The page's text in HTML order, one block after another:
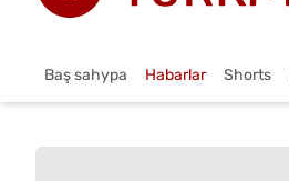
Baş sahypa Habarlar Shorts